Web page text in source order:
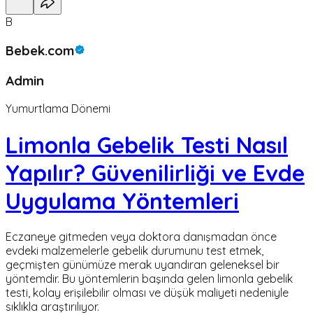
B
Bebek.com
Admin
Yumurtlama Dönemi
Limonla Gebelik Testi Nasıl
Yapılır? Güvenilirliği ve Evde
Uygulama Yöntemleri
Eczaneye gitmeden veya doktora danışmadan önce
evdeki malzemelerle gebelik durumunu test etmek,
geçmişten günümüze merak uyandıran geleneksel bir
yöntemdir. Bu yöntemlerin başında gelen limonla gebelik
testi, kolay erişilebilir olması ve düşük maliyeti nedeniyle
sıklıkla araştırılıyor.